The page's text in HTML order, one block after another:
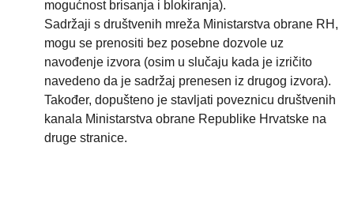
mogućnost brisanja i blokiranja).
Sadržaji s društvenih mreža Ministarstva obrane RH,
mogu se prenositi bez posebne dozvole uz
navođenje izvora (osim u slučaju kada je izričito
navedeno da je sadržaj prenesen iz drugog izvora).
Također, dopušteno je stavljati poveznicu društvenih
kanala Ministarstva obrane Republike Hrvatske na
druge stranice.